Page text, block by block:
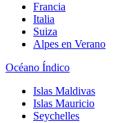
Francia
Italia
Suiza
Alpes en Verano
Océano Índico
Islas Maldivas
Islas Mauricio
Seychelles